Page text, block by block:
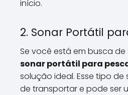
início.
2. Sonar Portátil
Se você está em busca de
sonar portátil para
solução ideal. Esse tipo de
de transportar e pode ser